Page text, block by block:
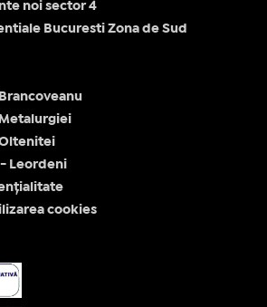
noi sector 4
Bucuresti Zona de Sud
Leordeni
cookies